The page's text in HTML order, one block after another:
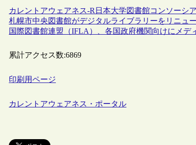
カレントアウェアネス-R 日本大学図書館コンソーシ
札幌市中央図書館がデジタルライブラリーをリニ
国際図書館連盟（IFLA）、各国政府機関向けにメ
累計アクセス数:6869
印刷用ページ
カレントアウェアネス・ポータル